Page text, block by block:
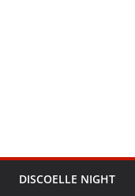
DISCOELLE NIGHT